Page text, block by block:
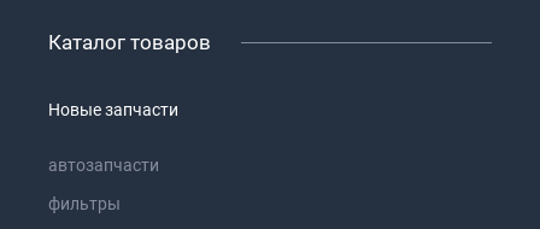
Каталог товаров
Новые запчасти
автозапчасти
фильтры